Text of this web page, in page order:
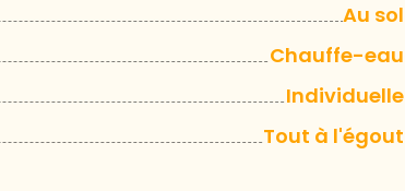
Au sol
Chauffe-eau
Individuelle
Tout à l'égout